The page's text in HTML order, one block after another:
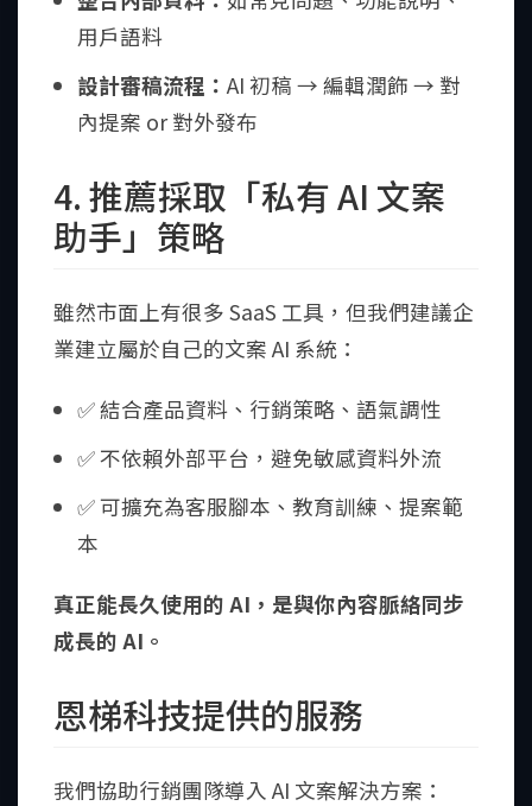
用戶語料
設計審稿流程： AI 初稿 → 編輯潤飾 → 對
內提案 or 對外發布
4. 推薦採取「私有 AI 文案
助手」策略
雖然市面上有很多 SaaS 工具，但我們建議企
業建立屬於自己的文案 AI 系統：
✅ 結合產品資料、行銷策略、語氣調性
✅ 不依賴外部平台，避免敏感資料外流
✅ 可擴充為客服腳本、教育訓練、提案範
本
真正能長久使用的 AI，是與你內容脈絡同步
成長的 AI。
恩梯科技提供的服務
我們協助行銷團隊導入 AI 文案解決方案：